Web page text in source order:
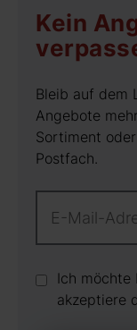
Kein
Bleib auf dem
Angebote
Sortiment
Postfach.
Ich möchte
akzeptiere